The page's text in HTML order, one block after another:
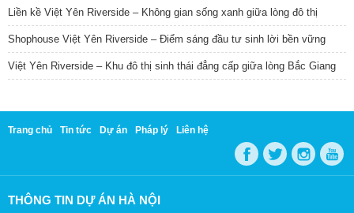
Liền kề Việt Yên Riverside – Không gian sống xanh giữa lòng đô thị
Shophouse Việt Yên Riverside – Điểm sáng đầu tư sinh lời bền vững
Việt Yên Riverside – Khu đô thị sinh thái đẳng cấp giữa lòng Bắc Giang
Trang chủ Tin tức Dự án Pháp lý Liên hệ
THÔNG TIN DỰ ÁN HÀ NỘI